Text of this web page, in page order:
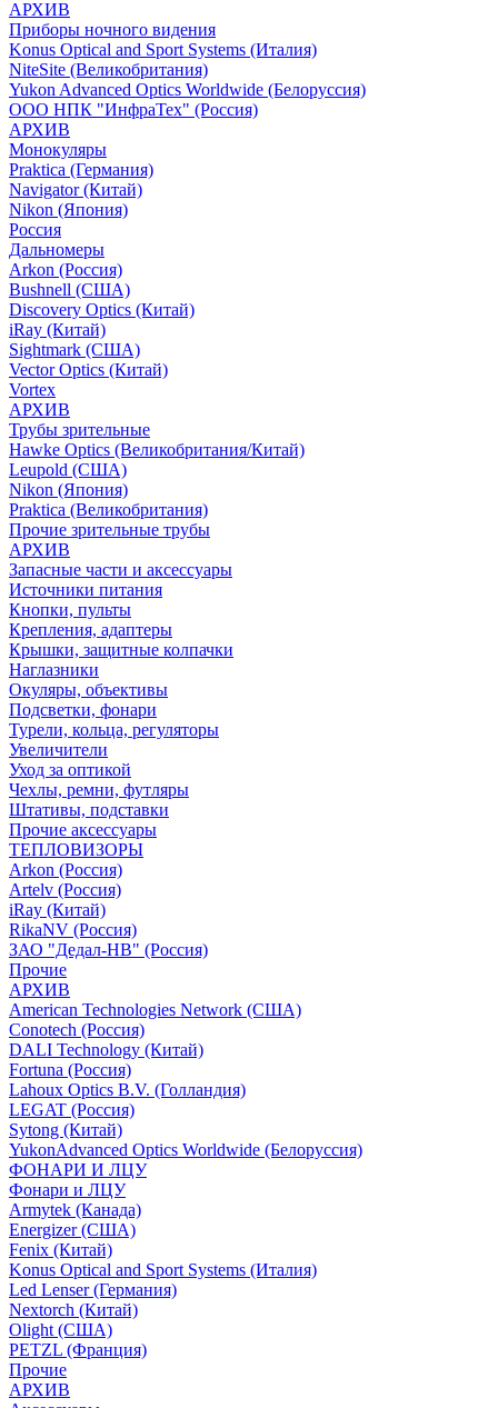
АРХИВ
Приборы ночного видения
Konus Optical and Sport Systems (Италия)
NiteSite (Великобритания)
Yukon Advanced Optics Worldwide (Белоруссия)
ООО НПК "ИнфраТех" (Россия)
АРХИВ
Монокуляры
Praktica (Германия)
Navigator (Китай)
Nikon (Япония)
Россия
Дальномеры
Arkon (Россия)
Bushnell (США)
Discovery Optics (Китай)
iRay (Китай)
Sightmark (США)
Vector Optics (Китай)
Vortex
АРХИВ
Трубы зрительные
Hawke Optics (Великобритания/Китай)
Leupold (США)
Nikon (Япония)
Praktica (Великобритания)
Прочие зрительные трубы
АРХИВ
Запасные части и аксессуары
Источники питания
Кнопки, пульты
Крепления, адаптеры
Крышки, защитные колпачки
Наглазники
Окуляры, объективы
Подсветки, фонари
Турели, кольца, регуляторы
Увеличители
Уход за оптикой
Чехлы, ремни, футляры
Штативы, подставки
Прочие аксессуары
ТЕПЛОВИЗОРЫ
Arkon (Россия)
Artelv (Россия)
iRay (Китай)
RikaNV (Россия)
ЗАО "Дедал-НВ" (Россия)
Прочие
АРХИВ
American Technologies Network (США)
Conotech (Россия)
DALI Technology (Китай)
Fortuna (Россия)
Lahoux Optics B.V. (Голландия)
LEGAT (Россия)
Sytong (Китай)
YukonAdvanced Optics Worldwide (Белоруссия)
ФОНАРИ И ЛЦУ
Фонари и ЛЦУ
Armytek (Канада)
Energizer (США)
Fenix (Китай)
Konus Optical and Sport Systems (Италия)
Led Lenser (Германия)
Nextorch (Китай)
Olight (США)
PETZL (Франция)
Прочие
АРХИВ